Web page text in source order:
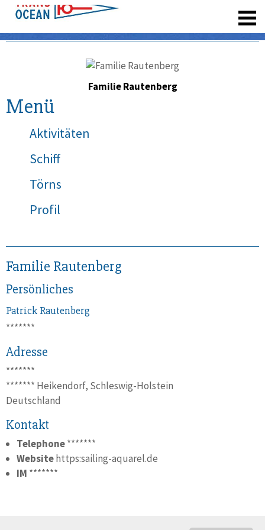
Familie Rautenberg
Menü
Aktivitäten
Schiff
Törns
Profil
Familie Rautenberg
Persönliches
Patrick Rautenberg
*******
Adresse
*******
******* Heikendorf, Schleswig-Holstein
Deutschland
Kontakt
Telephone*******
Websitehttps:sailing-aquarel.de
IM *******